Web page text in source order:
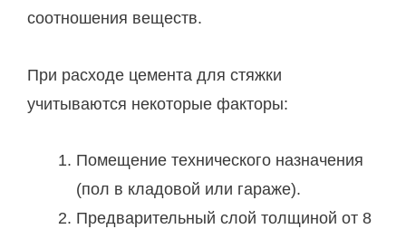
соотношения веществ.
При расходе цемента для стяжки
учитываются некоторые факторы:
Помещение технического назначения
(пол в кладовой или гараже).
Предварительный слой толщиной от 8